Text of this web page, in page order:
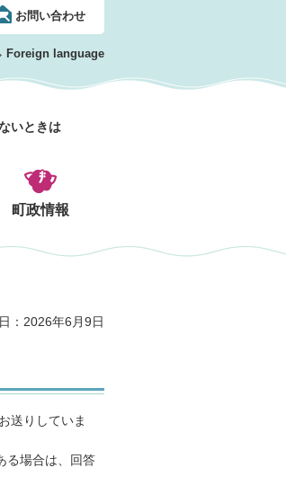
お問い合わせ
Foreign language
いときは
町政情報
：2026年6月9日
送りしていま
る場合は、回答